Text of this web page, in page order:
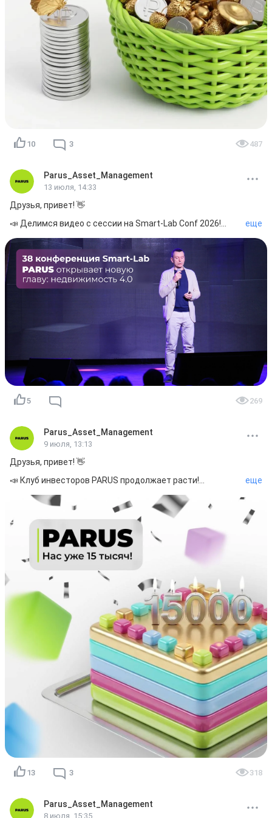
- ПАРУС-ОЗН: 72,45 ₽ (9,2% от 9 457 ₽)
- ПАРУС-СБЛ: 13,67 ₽ (9,2% от 1 781 ₽)
- ПАРУС-НОРД: 12,67 ₽ (11,6% от 1 314 ₽)
- ПАРУС-ЛОГ: 14,03 ₽ (12,9% от 1 308 ₽)
- ПАРУС-ДВН: 9,48 ₽ (10,2% от 1 113 ₽)
- ПАРУС-КРАС: 9,56 ₽ (13,1% от 875 ₽)
- ПАРУС-ТРМ: 8,70 ₽ (12,5% от 838 ₽)
- ПАРУС-ЗОЛЯ: 8,63 ₽ (12,7% от 817 ₽)
- ПАРУС-НиНо: 9,38 ₽ (13,7% от 821 ₽)
- ПАРУС-МВ: 8,25 ₽ (11% от 897 ₽)
Доходность рассчитываем от цены закрытия
- ПАРУС-МАКС: ~197 млн ₽ (123 903 шт.)
Ваш PARUS!💚
10 3 487
Parus_Asset_Management
13 июля, 14:33
Друзья, привет! 👋
📣 Делимся видео с сессии на Smart-Lab Conf 2026!
На конференции состоялось выступление Дениса
Степанова и Алексея Сивякова! Обсудили:
➖Какой будет «недвижимость 4.0»
➖Как ключевая ставка влияет на фонды и доходность
➖Результаты наших фондов
➖Наши планы по запуску новых ЗПИФ
🎬 Запись уже доступна на всех наших платформах
Приятного просмотра!
Ваш PARUS!💚
еще
5 269
Parus_Asset_Management
9 июля, 13:13
Друзья, привет! 👋
📣 Клуб инвесторов PARUS продолжает расти!
🏆 За июнь к нам присоединилось рекордное
количество инвесторов — 1,2 тыс. человек!
Сегодня нас уже 15 194! Из них 1696 человек стали
совладельцами фонда «ПАРУС-Место встречи».
📊 Для нас это не просто цифры. Это тысячи людей,
которые вместе с нами инвестируют в коммерческую
недвижимость и становятся совладельцами
качественных активов. Спасибо, что вы с нами!
Наша цель — 20 тысяч инвесторов PARUS к концу года🔥
еще
13 3 318
Parus_Asset_Management
8 июля, 15:35